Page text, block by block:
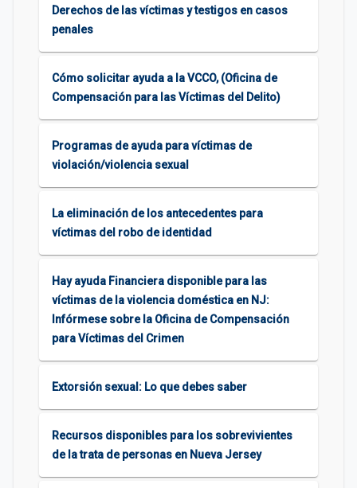
Derechos de las víctimas y testigos en casos
penales
Cómo solicitar ayuda a la VCCO, (Oficina de
Compensación para las Víctimas del Delito)
Programas de ayuda para víctimas de
violación/violencia sexual
La eliminación de los antecedentes para
víctimas del robo de identidad
Hay ayuda Financiera disponible para las
víctimas de la violencia doméstica en NJ:
Infórmese sobre la Oficina de Compensación
para Víctimas del Crimen
Extorsión sexual: Lo que debes saber
Recursos disponibles para los sobrevivientes
de la trata de personas en Nueva Jersey